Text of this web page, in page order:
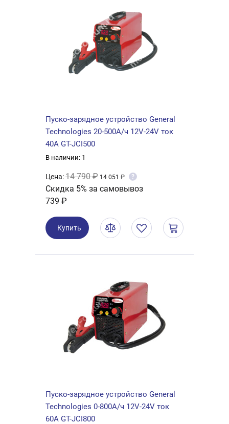
Пуско-зарядное устройство General
Technologies 20-500А/ч 12V-24V ток
40А GT-JCI500
В наличии: 1
Цена:14 790 ₽ 14 051 ₽ ?
Скидка 5% за самовывоз
739 ₽
Купить
Пуско-зарядное устройство General
Technologies 0-800А/ч 12V-24V ток
60А GT-JCI800